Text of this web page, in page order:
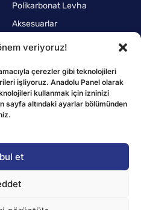
veriyoruz!
çerezler gibi teknolojileri
işliyoruz. Anadolu Panel olarak
kullanmak için izninizi
altındaki ayarlar bölümünden
et
Polikarbonat Levha
Aksesuarlar
Tüm Hakları Saklıdır.